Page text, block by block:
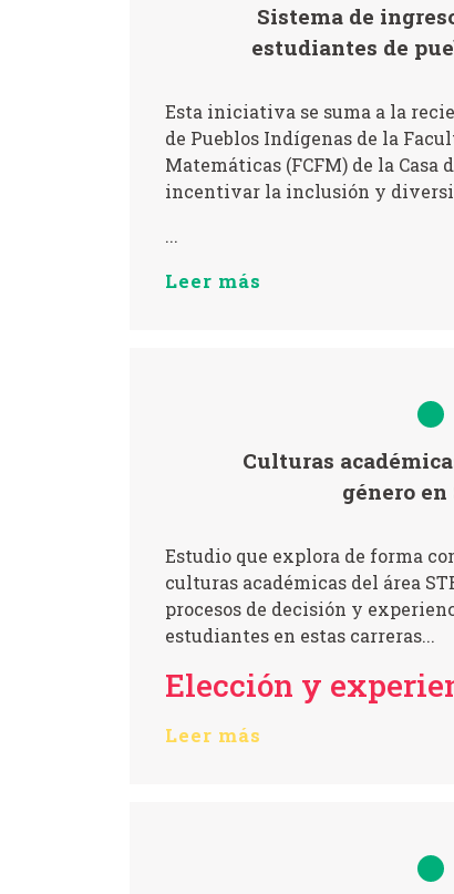
Sistema de
estudiantes de
Esta iniciativa se suma a la
de Pueblos Indígenas de la
Matemáticas (FCFM) de la Casa
incentivar la inclusión y
...
Leer más
Culturas
género en
Estudio que explora de forma
culturas académicas del área
procesos de decisión y
estudiantes en estas carreras...
Elección y
Leer más